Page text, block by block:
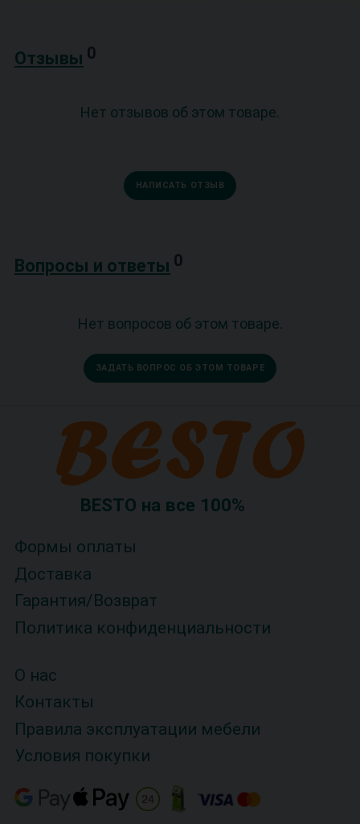
Отзывы 0
Нет отзывов об этом товаре.
НАПИСАТЬ ОТЗЫВ
Вопросы и ответы 0
Нет вопросов об этом товаре.
ЗАДАТЬ ВОПРОС ОБ ЭТОМ ТОВАРЕ
BESTO на все 100%
Формы оплаты
Доставка
Гарантия/Возврат
Политика конфиденциальности
О нас
Контакты
Правила эксплуатации мебели
Условия покупки